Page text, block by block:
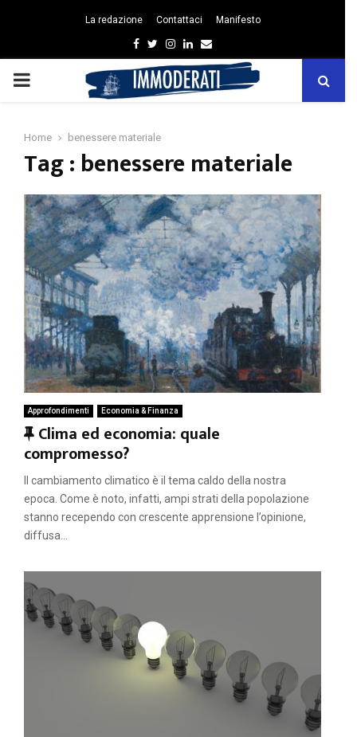
La redazione Contattaci Manifesto
Facebook
Twitter
Instagram
Linkedin
Email
PRIMARY
Home benessere materiale
Tag : benessere materiale
Approfondimenti Economia & Finanza
F
e
a
t
u
r
d
Clima ed economia: quale
compromesso?
Il cambiamento climatico è il tema caldo della nostra
epoca. Come è noto, infatti, ampi strati della popolazione
stanno recependo con crescente apprensione l’opinione,
diffusa...